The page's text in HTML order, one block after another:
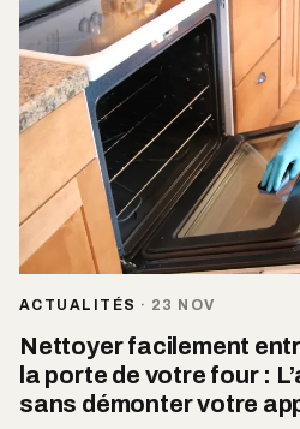
ACTUALITÉS · 23 NOV
Nettoyer facilement
la porte de votre four :
sans démonter votre